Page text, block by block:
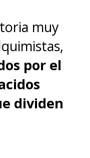
muy
por el
dividen